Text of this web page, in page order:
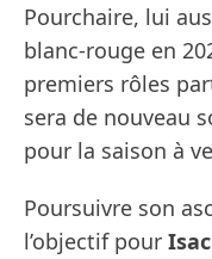
Pourchaire, lui
blanc-rouge en
premiers rôles
sera de nouveau
pour la saison à
Poursuivre son
l’objectif pour